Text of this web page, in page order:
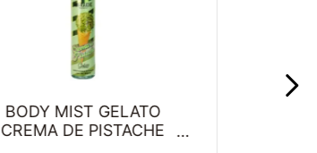
BODY MIST GELATO
CREMA DE PISTACHE